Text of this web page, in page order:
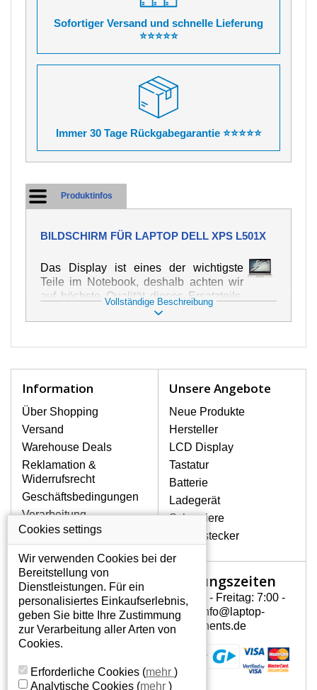
Sofortiger Versand und schnelle Lieferung
⭐⭐⭐⭐⭐
Immer 30 Tage Rückgabegarantie ⭐⭐⭐⭐⭐
Produktinfos
BILDSCHIRM FÜR LAPTOP DELL XPS L501X
Das Display ist eines der wichtigste
Teile im Notebook, deshalb achten wir
auf höchste Qualität dieses Ersatzteils.
Er dient zur Darstellung von Texten und
Bildern in verschiedener Form. Zu
Notebook höchst vorsichtig umzugehen.
gehören mechanische Schäden, z. B.
ein geborstenes Display oder Risse.
Ferner senkrechte Streifen, das Display
ist ungleichmäßig hell.
LCD DISPLAYS DELL XPS
L501X VON HÖCHSTER
Auf Lager halten wir nur
Originaldisplays, die die hohe
Qualitätsklasse A+ erfüllen, also
ohne mangelhafte Pixel, und
zwar über die gesamte
Garantiezeit.
WIE KÖNNEN SIE FESTSTELLEN,
WELCHES DISPLAY SIE FÜR IHREN
BRAUCHEN?
Vollständige Beschreibung
Information
Über Shopping
Versand
Warehouse Deals
Reklamation &
Widerrufsrecht
Geschäftsbedingungen
Verarbeitung
personenbezogener
Daten
Über uns - Impressum
Unsere Angebote
Neue Produkte
Hersteller
LCD Display
Tastatur
Batterie
Ladegerät
Scharniere
Gerätestecker
Mein Konto
Mein Konto
Persönliche Daten
Addressen
Öffnungszeiten
Montag - Freitag: 7:00 -
15:30 info@laptop-
components.de
Cookies settings
Wir verwenden Cookies bei der
Bereitstellung von
Dienstleistungen. Für ein
personalisiertes Einkaufserlebnis,
geben Sie bitte Ihre Zustimmung
zur Verarbeitung aller Arten von
Cookies.
Erforderliche Cookies (mehr )
Analytische Cookies (mehr )